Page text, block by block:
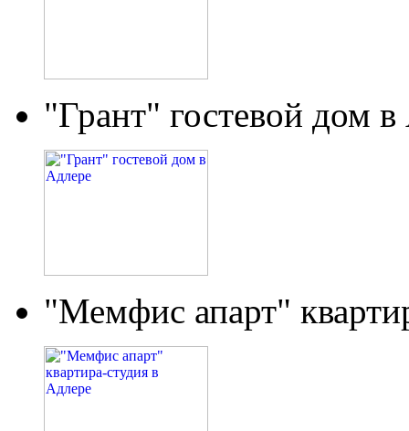
"Грант" гостевой дом
"Мемфис апарт"